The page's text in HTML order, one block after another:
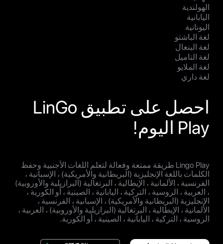
الهولندية
اليابانية
اليونانية
لغة الباشتو
لغة البنغال
لغة التاميل
لغة الملايو
لغة داري
احصل على تطبيق LinGo
Play اليوم!
Lingo Play طريقة ممتعة وفعالة لتعلم اللغات الأجنبية وحفظ
الكلمات باللغة الإنجليزية (البريطانية والأمريكية) ، الإسبانية ،
الفرنسية ، الألمانية ، الإيطالية ، البرتغالية (البرازيلية والأوروبية)
، العربية ، الروسية ، التركية ، اليابانية ، الصينية ، أو الكورية ،
الإنجليزية (البريطانية والأمريكية) ، الإسبانية ، الفرنسية ،
الألمانية ، الإيطالية ، البرتغالية (البرازيلية والأوروبية) ، العربية ،
الروسية ، التركية ، اليابانية ، الصينية ، أو الكورية.